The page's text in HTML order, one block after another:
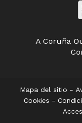
A Coruña
Mapa del sitio -
Cookies -